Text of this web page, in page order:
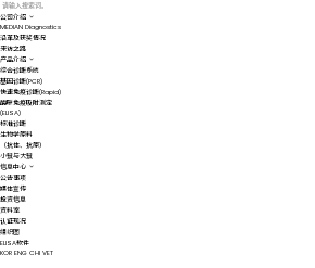
公司介绍
MEDIAN Diagnostics
沿革及获奖情况
来访之路
产品介绍
综合诊断系统
基因诊断(PCR)
快速免疫诊断(Rapid)
酶联免疫吸附测定
(ELISA)
标准诊断
生物学原料
（抗体、抗原）
小鼠与大鼠
信息中心
公告事项
媒体宣传
投资信息
资料室
认证现况
组织图
ELISA软件
KOR ENG CHI VET